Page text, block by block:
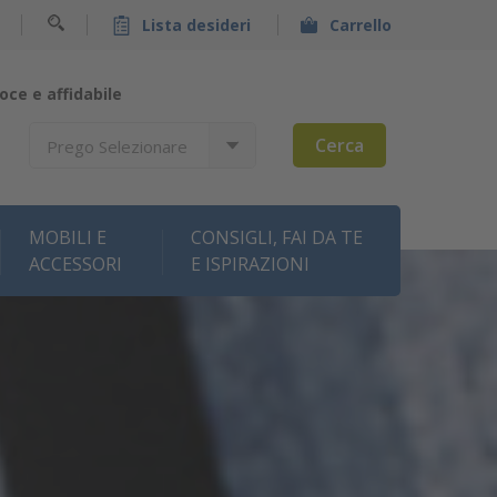
Lista desideri Carrello
e affidabile
Prego Selezionare Cerca
MOBILI E
ACCESSORI
CONSIGLI, FAI DA TE
E ISPIRAZIONI